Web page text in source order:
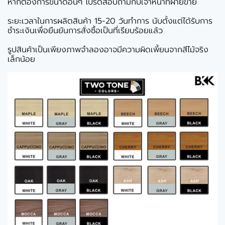
ระยะเวลาในการผลิตสินค้า 15-20 วันทำการ นับตั้งแต่ได้รับการ
ชำระเงินเพื่อยืนยันการสั่งซื้อเป็นที่เรียบร้อยแล้ว
รูปสินค้าเป็นเพียงภาพจำลองอาจมีความผิดเพี้ยนจากสีไม้จริง
เล็กน้อย